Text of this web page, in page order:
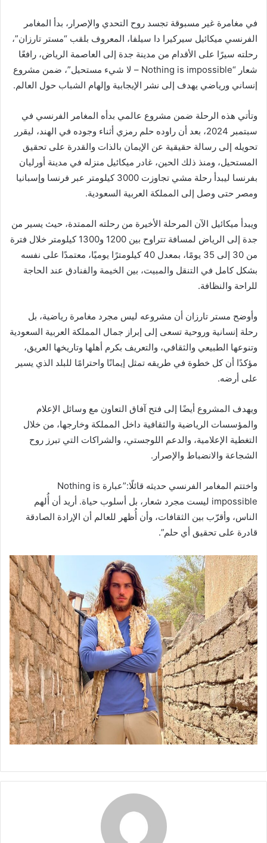
في مغامرة غير مسبوقة تجسد روح التحدي والإصرار، بدأ المغامر
الفرنسي ميكائيل سيركيرا دا سيلفا، المعروف بلقب “مستر تارزان”،
رحلته سيرًا على الأقدام من مدينة جدة إلى العاصمة الرياض، رافعًا
شعار “Nothing is impossible – لا شيء مستحيل”، ضمن مشروع
إنساني ورياضي يهدف إلى نشر الإيجابية وإلهام الشباب حول العالم.
وتأتي هذه الرحلة ضمن مشروع عالمي بدأه المغامر الفرنسي في
سبتمبر 2024، بعد أن راوده حلم رمزي أثناء وجوده في الهند، ليقرر
تحويله إلى رسالة حقيقية عن الإيمان بالذات والقدرة على تحقيق
المستحيل، ومنذ ذلك الحين، غادر ميكائيل منزله في مدينة أورليان
بفرنسا ليبدأ رحلة مشي تجاوزت 3000 كيلومتر عبر فرنسا وإسبانيا
ومصر حتى وصل إلى المملكة العربية السعودية.
ويبدأ ميكائيل الآن المرحلة الأخيرة من رحلته الممتدة، حيث يسير من
جدة إلى الرياض لمسافة تتراوح بين 1200 و1300 كيلومتر خلال فترة
من 30 إلى 35 يومًا، بمعدل 40 كيلومترًا يوميًا، معتمدًا على نفسه
بشكل كامل في التنقل والمبيت، بين الخيمة والفنادق عند الحاجة
للراحة والنظافة.
وأوضح مستر تارزان أن مشروعه ليس مجرد مغامرة رياضية، بل
رحلة إنسانية وروحية تسعى إلى إبراز جمال المملكة العربية السعودية
وتنوعها الطبيعي والثقافي، والتعريف بكرم أهلها وتاريخها العريق،
مؤكدًا أن كل خطوة في طريقه تمثل إيمانًا واحترامًا للبلد الذي يسير
على أرضه.
ويهدف المشروع أيضًا إلى فتح آفاق التعاون مع وسائل الإعلام
والمؤسسات الرياضية والثقافية داخل المملكة وخارجها، من خلال
التغطية الإعلامية، والدعم اللوجستي، والشراكات التي تبرز روح
الشجاعة والانضباط والإصرار.
واختتم المغامر الفرنسي حديثه قائلًا:”عبارة Nothing is
impossible ليست مجرد شعار، بل أسلوب حياة. أريد أن أُلهم
الناس، وأقرّب بين الثقافات، وأن أُظهر للعالم أن الإرادة الصادقة
قادرة على تحقيق أي حلم”.